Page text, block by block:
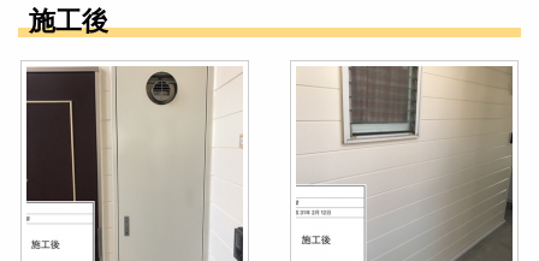
施工後